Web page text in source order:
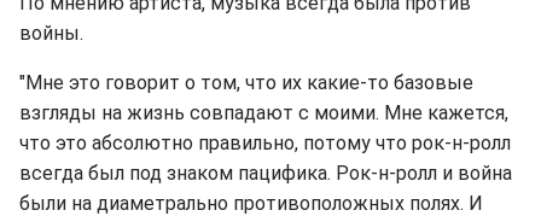
войны.
"Мне это говорит о том, что их какие-то базовые
взгляды на жизнь совпадают с моими. Мне кажется,
что это абсолютно правильно, потому что рок-н-ролл
всегда был под знаком пацифика. Рок-н-ролл и война
были на диаметрально противоположных полях. И